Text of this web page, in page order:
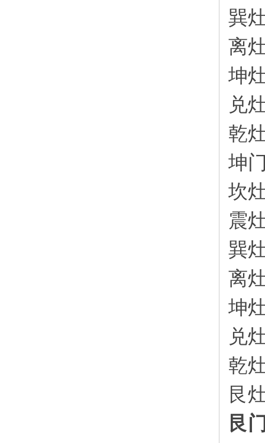
巽
离
坤
兑
乾
坤
坎
震
巽
离
坤
兑
乾
艮
艮